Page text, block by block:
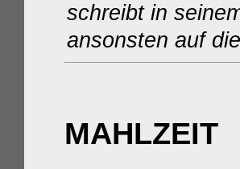
schreibt in
ansonsten auf
MAHLZEIT